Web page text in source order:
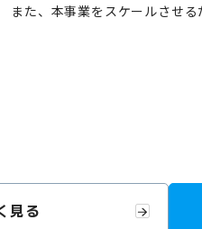
また、本事業をスケールさせ
見る